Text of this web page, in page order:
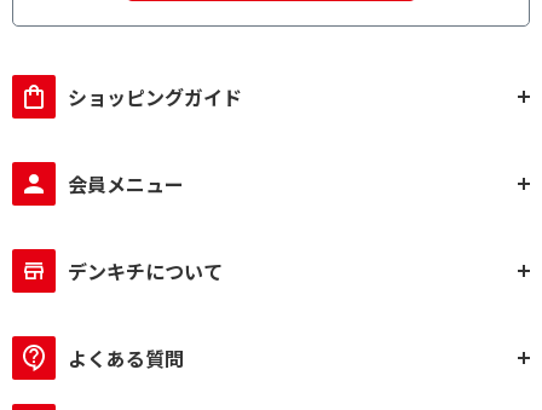
ショッピングガイド
会員メニュー
デンキチについて
よくある質問